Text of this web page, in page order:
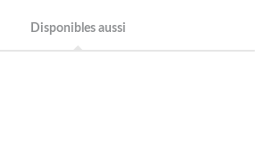
Disponibles aussi